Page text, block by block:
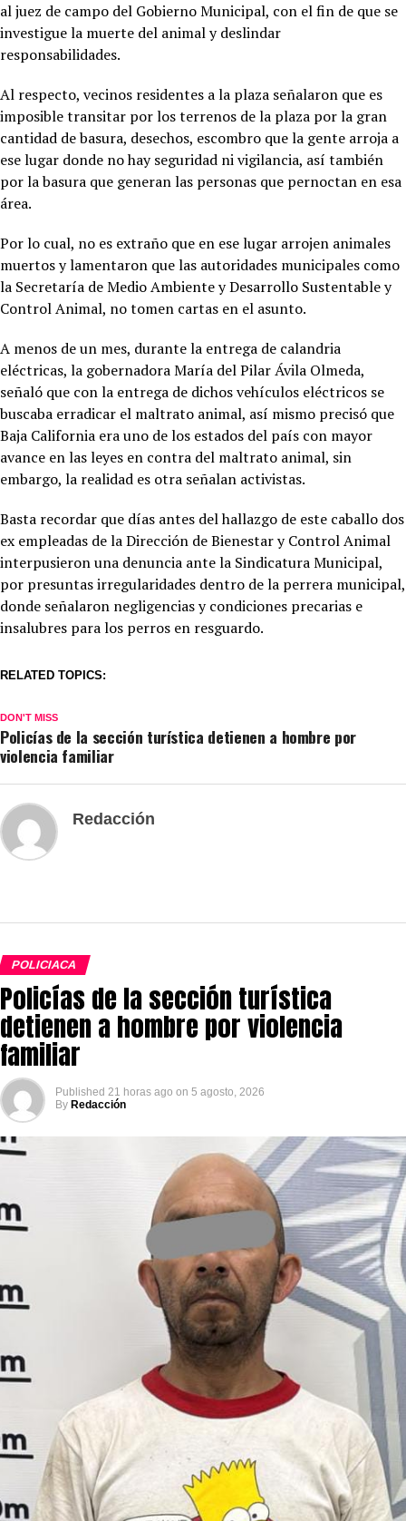
al juez de campo del Gobierno Municipal, con el fin de que se
investigue la muerte del animal y deslindar
responsabilidades.
Al respecto, vecinos residentes a la plaza señalaron que es
imposible transitar por los terrenos de la plaza por la gran
cantidad de basura, desechos, escombro que la gente arroja a
ese lugar donde no hay seguridad ni vigilancia, así también
por la basura que generan las personas que pernoctan en esa
área.
Por lo cual, no es extraño que en ese lugar arrojen animales
muertos y lamentaron que las autoridades municipales como
la Secretaría de Medio Ambiente y Desarrollo Sustentable y
Control Animal, no tomen cartas en el asunto.
A menos de un mes, durante la entrega de calandria
eléctricas, la gobernadora María del Pilar Ávila Olmeda,
señaló que con la entrega de dichos vehículos eléctricos se
buscaba erradicar el maltrato animal, así mismo precisó que
Baja California era uno de los estados del país con mayor
avance en las leyes en contra del maltrato animal, sin
embargo, la realidad es otra señalan activistas.
Basta recordar que días antes del hallazgo de este caballo dos
ex empleadas de la Dirección de Bienestar y Control Animal
interpusieron una denuncia ante la Sindicatura Municipal,
por presuntas irregularidades dentro de la perrera municipal,
donde señalaron negligencias y condiciones precarias e
insalubres para los perros en resguardo.
RELATED TOPICS:
DON'T MISS
Policías de la sección turística detienen a hombre por
violencia familiar
Redacción
POLICIACA
Policías de la sección turística
detienen a hombre por violencia
familiar
Published 21 horas ago on 5 agosto, 2026
By Redacción